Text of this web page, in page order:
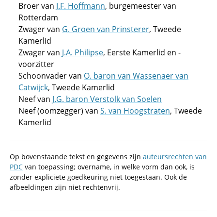
Broer van J.F. Hoffmann, burgemeester van
Rotterdam
Zwager van G. Groen van Prinsterer, Tweede
Kamerlid
Zwager van J.A. Philipse, Eerste Kamerlid en -
voorzitter
Schoonvader van O. baron van Wassenaer van
Catwijck, Tweede Kamerlid
Neef van J.G. baron Verstolk van Soelen
Neef (oomzegger) van S. van Hoogstraten, Tweede
Kamerlid
Op bovenstaande tekst en gegevens zijn auteursrechten van
PDC van toepassing; overname, in welke vorm dan ook, is
zonder expliciete goedkeuring niet toegestaan. Ook de
afbeeldingen zijn niet rechtenvrij.